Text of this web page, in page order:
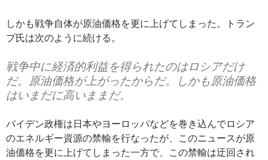
しかも戦争自体が原油価格を更に上げてしまった。トラン
プ氏は次のように続ける。
戦争中に経済的利益を得られたのはロシアだけ
だ。原油価格が上がったからだ。しかも原油価格
はいまだに高いままだ。
バイデン政権は日本やヨーロッパなどを巻き込んでロシア
のエネルギー資源の禁輸を行なったが、このニュースが原
油価格を更に上げてしまった一方で、この禁輸は迂回され